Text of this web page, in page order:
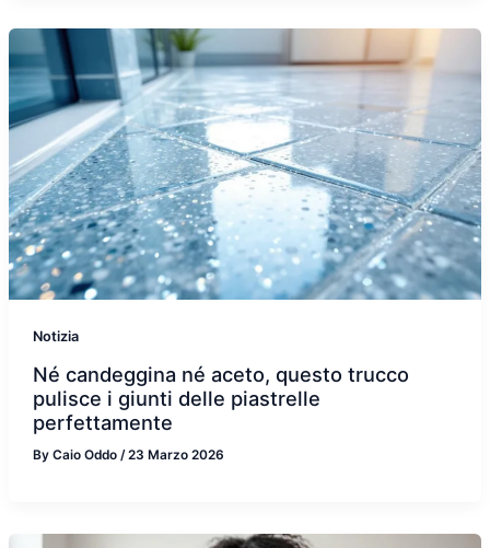
Notizia
Né candeggina né aceto, questo trucco
pulisce i giunti delle piastrelle
perfettamente
By Caio Oddo /23 Marzo 2026